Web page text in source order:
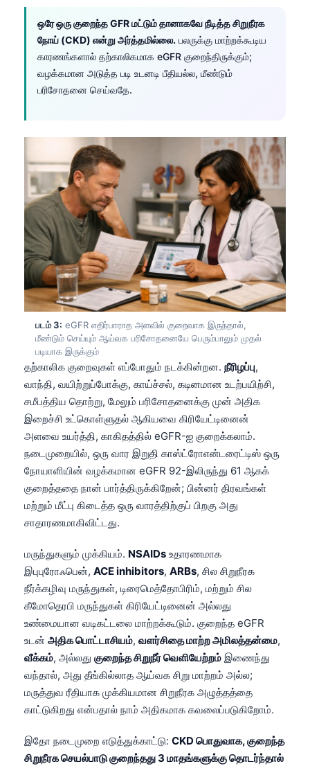
ஒரே ஒரு குறைந்த GFR மட்டும் தானாகவே நீடித்த சிறுநீரக
நோய் (CKD) என்று அர்த்தமில்லை. பலருக்கு மாற்றக்கூடிய
காரணங்களால் தற்காலிகமாக eGFR குறைந்திருக்கும்;
வழக்கமான அடுத்த படி உடனடி பீதியல்ல, மீண்டும்
பரிசோதனை செய்வதே.
படம் 3: eGFR எதிர்பாராத அளவில் குறைவாக இருந்தால்,
மீண்டும் செய்யும் ஆய்வக பரிசோதனையே பெரும்பாலும் முதல்
படியாக இருக்கும்
தற்காலிக குறைவுகள் எப்போதும் நடக்கின்றன. நீரிழப்பு,
வாந்தி, வயிற்றுப்போக்கு, காய்ச்சல், கடினமான உடற்பயிற்சி,
சமீபத்திய தொற்று, மேலும் பரிசோதனைக்கு முன் அதிக
இறைச்சி உட்கொள்ளுதல் ஆகியவை கிரியேட்டினைன்
அளவை உயர்த்தி, காகிதத்தில் eGFR-ஐ குறைக்கலாம்.
நடைமுறையில், ஒரு வார இறுதி காஸ்ட்ரோஎன்டரைட்டிஸ் ஒரு
நோயாளியின் வழக்கமான eGFR 92-இலிருந்து 61 ஆகக்
குறைத்ததை நான் பார்த்திருக்கிறேன்; பின்னர் திரவங்கள்
மற்றும் மீட்பு கிடைத்த ஒரு வாரத்திற்குப் பிறகு அது
சாதாரணமாகிவிட்டது.
மருந்துகளும் முக்கியம். NSAIDs உதாரணமாக
இபுபுரோஃபென், ACE inhibitors, ARBs, சில சிறுநீரக
நீர்க்கழிவு மருந்துகள், டிரைமெத்தோபிரிம், மற்றும் சில
கீமோதெரபி மருந்துகள் கிரியேட்டினைன் அல்லது
உண்மையான வடிகட்டலை மாற்றக்கூடும். குறைந்த eGFR
உடன் அதிக பொட்டாசியம், வளர்சிதை மாற்ற அமிலத்தன்மை,
வீக்கம், அல்லது குறைந்த சிறுநீர் வெளியேற்றம் இணைந்து
வந்தால், அது தீங்கில்லாத ஆய்வக சிறு மாற்றம் அல்ல;
மருத்துவ ரீதியாக முக்கியமான சிறுநீரக அழுத்தத்தை
காட்டுகிறது என்பதால் நாம் அதிகமாக கவலைப்படுகிறோம்.
இதோ நடைமுறை எடுத்துக்காட்டு: CKD பொதுவாக, குறைந்த
சிறுநீரக செயல்பாடு குறைந்தது 3 மாதங்களுக்கு தொடர்ந்தால்